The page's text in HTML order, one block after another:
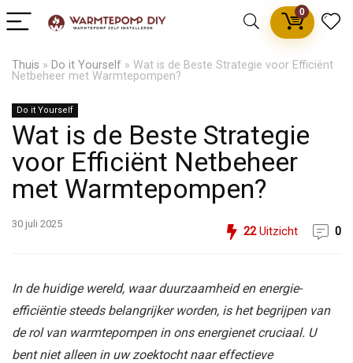
0
Thuis » Do it Yourself » Wat is de Beste Strategie voor Efficiënt
Netbeheer met Warmtepompen?
Do it Yourself
Wat is de Beste Strategie
voor Efficiënt Netbeheer
met Warmtepompen?
30 juli 2025
22Uitzicht 0
In de huidige wereld, waar duurzaamheid en energie-
efficiëntie steeds belangrijker worden, is het begrijpen van
de rol van warmtepompen in ons energienet cruciaal. U
bent niet alleen in uw zoektocht naar effectieve